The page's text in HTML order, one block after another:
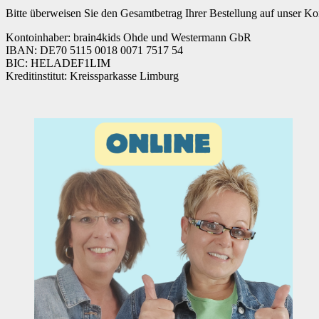
Bitte überweisen Sie den Gesamtbetrag Ihrer Bestellung auf unser
Kontoinhaber: brain4kids Ohde und Westermann GbR
IBAN: DE70 5115 0018 0071 7517 54
BIC: HELADEF1LIM
Kreditinstitut: Kreissparkasse Limburg